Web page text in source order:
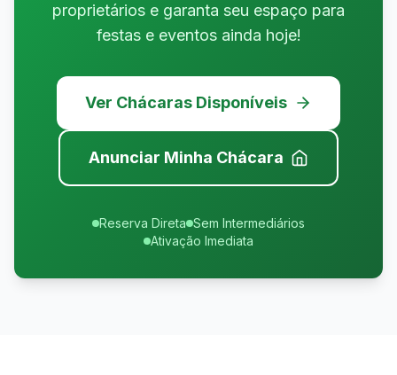
proprietários e garanta seu espaço para
festas e eventos ainda hoje!
Ver Chácaras Disponíveis
Anunciar Minha Chácara
Reserva Direta Sem Intermediários
Ativação Imediata